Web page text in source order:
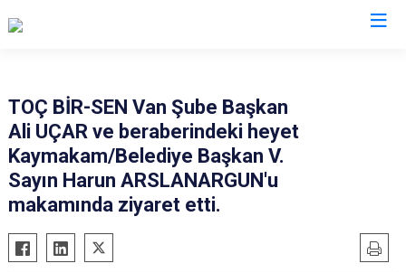
Bahçesaray
Başkale
Çaldıran
Edremit
Gürpınar
Muradiye
Özalp
TOÇ BİR-SEN Van Şube Başkan
Ali UÇAR ve beraberindeki heyet
Kaymakam/Belediye Başkan V.
Sayın Harun ARSLANARGUN'u
makamında ziyaret etti.